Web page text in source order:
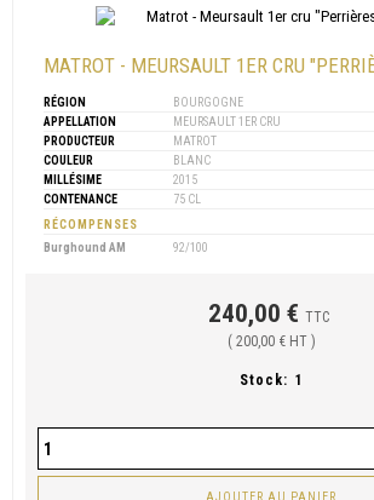
MATROT - MEURSAULT 1ER CRU
RÉGION
BOURGOGNE
APPELLATION
MEURSAULT 1ER CRU
PRODUCTEUR
MATROT
COULEUR
BLANC
MILLÉSIME
2015
CONTENANCE
75 CL
RÉCOMPENSES
Burghound AM
92/100
240,00 € TTC
( 200,00 € HT )
Stock: 1
AJOUTER AU PANIER